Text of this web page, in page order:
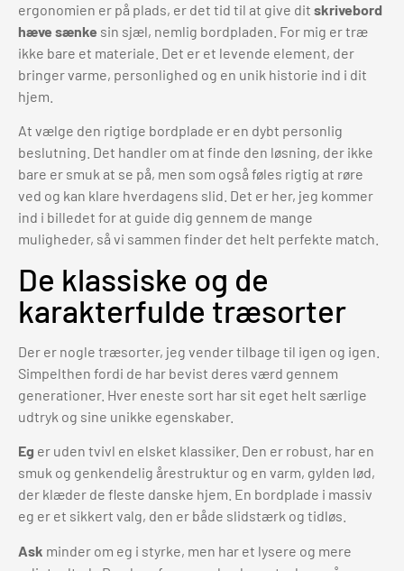
ergonomien er på plads, er det tid til at give dit skrivebord
hæve sænke sin sjæl, nemlig bordpladen. For mig er træ
ikke bare et materiale. Det er et levende element, der
bringer varme, personlighed og en unik historie ind i dit
hjem.
At vælge den rigtige bordplade er en dybt personlig
beslutning. Det handler om at finde den løsning, der ikke
bare er smuk at se på, men som også føles rigtig at røre
ved og kan klare hverdagens slid. Det er her, jeg kommer
ind i billedet for at guide dig gennem de mange
muligheder, så vi sammen finder det helt perfekte match.
De klassiske og de
karakterfulde træsorter
Der er nogle træsorter, jeg vender tilbage til igen og igen.
Simpelthen fordi de har bevist deres værd gennem
generationer. Hver eneste sort har sit eget helt særlige
udtryk og sine unikke egenskaber.
Eg er uden tvivl en elsket klassiker. Den er robust, har en
smuk og genkendelig årestruktur og en varm, gylden lød,
der klæder de fleste danske hjem. En bordplade i massiv
eg er et sikkert valg, den er både slidstærk og tidløs.
Ask minder om eg i styrke, men har et lysere og mere